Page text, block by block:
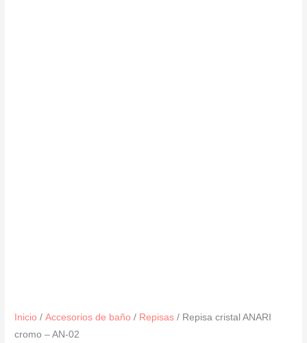
Inicio /Accesorios de baño / Repisas / Repisa cristal ANARI
cromo – AN-02